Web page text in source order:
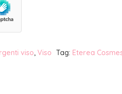
viso, Viso Tag: Eterea